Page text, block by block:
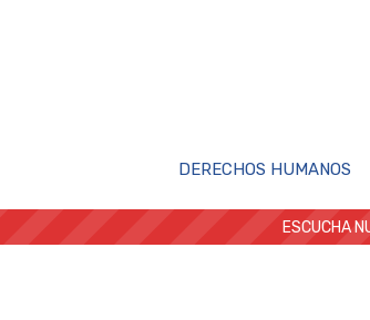
DERECHOS HUMANOS
ESCUCHA